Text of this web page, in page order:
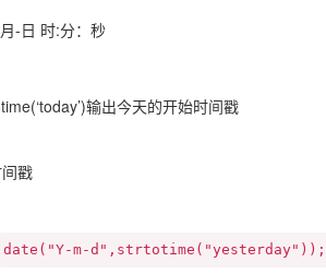
-日 时:分：秒
输出今天的开始时间戳
戳
date("Y-m-d",strtotime("yesterday"));